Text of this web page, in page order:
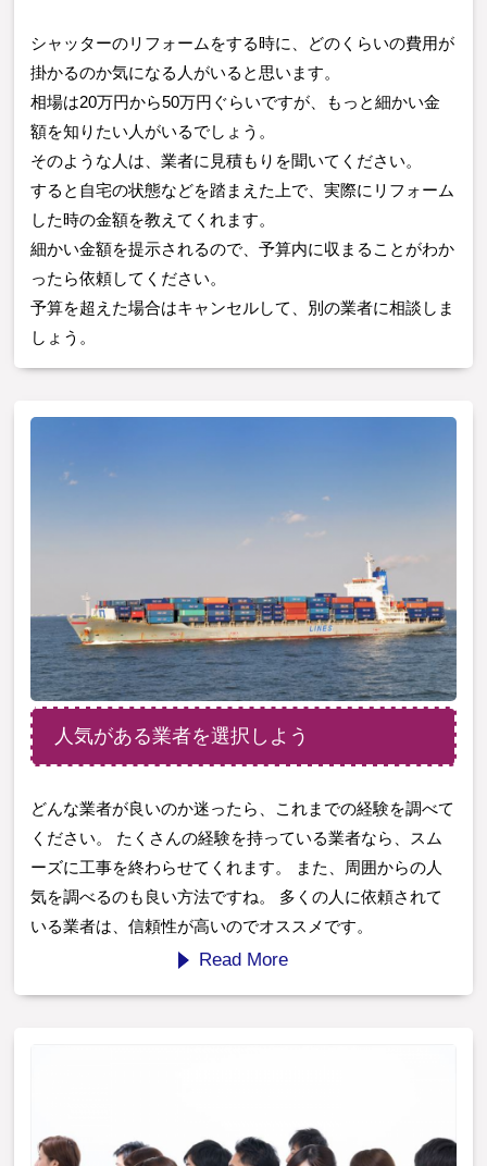
シャッターのリフォームをする時に、どのくらいの費用が
掛かるのか気になる人がいると思います。
相場は20万円から50万円ぐらいですが、もっと細かい金
額を知りたい人がいるでしょう。
そのような人は、業者に見積もりを聞いてください。
すると自宅の状態などを踏まえた上で、実際にリフォーム
した時の金額を教えてくれます。
細かい金額を提示されるので、予算内に収まることがわか
ったら依頼してください。
予算を超えた場合はキャンセルして、別の業者に相談しま
しょう。
人気がある業者を選択しよう
どんな業者が良いのか迷ったら、これまでの経験を調べて
ください。 たくさんの経験を持っている業者なら、スム
ーズに工事を終わらせてくれます。 また、周囲からの人
気を調べるのも良い方法ですね。 多くの人に依頼されて
いる業者は、信頼性が高いのでオススメです。
Read More